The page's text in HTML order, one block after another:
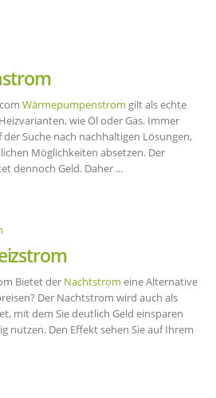
Wärmepumpenstrom gilt als echte
wie Öl oder Gas. Immer
Suche nach nachhaltigen Lösungen,
Möglichkeiten absetzen. Der
dennoch Geld. Daher ...
Bietet der Nachtstrom eine Alternative
Der Nachtstrom wird auch als
mit dem Sie deutlich Geld einsparen
nutzen. Den Effekt sehen Sie auf Ihrem